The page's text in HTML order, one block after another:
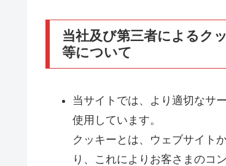
当社及び第三者によるク
等について
当サイトでは、より適切なサ
使用しています。
クッキーとは、ウェブサイト
り、これによりお客さまのコ